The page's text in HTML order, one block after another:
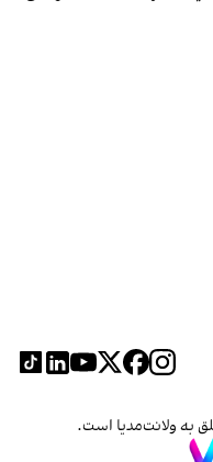
به ولانت‌مدیا است.